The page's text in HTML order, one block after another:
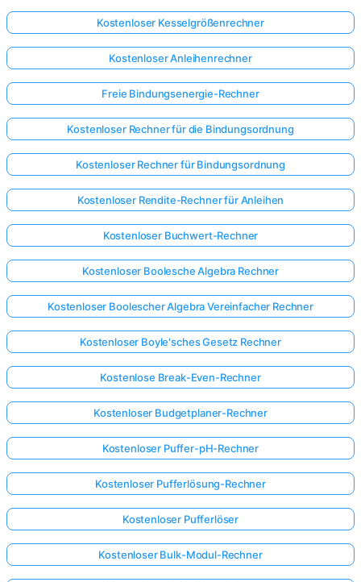
Kostenloser Kesselgrößenrechner
Kostenloser Anleihenrechner
Freie Bindungsenergie-Rechner
Kostenloser Rechner für die Bindungsordnung
Kostenloser Rechner für Bindungsordnung
Kostenloser Rendite-Rechner für Anleihen
Kostenloser Buchwert-Rechner
Kostenloser Boolesche Algebra Rechner
Kostenloser Boolescher Algebra Vereinfacher Rechner
Kostenloser Boyle'sches Gesetz Rechner
Kostenlose Break-Even-Rechner
Kostenloser Budgetplaner-Rechner
Kostenloser Puffer-pH-Rechner
Kostenloser Pufferlösung-Rechner
Kostenloser Pufferlöser
Kostenloser Bulk-Modul-Rechner